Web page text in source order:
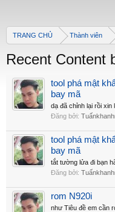
TRANG CHỦ Thành viên
Recent Content
tool phá mật
bay mã
dạ đã chỉnh lại rồi xin
Đăng bởi:
tool phá mật
bay mã
tắt tường lửa đi bạn
Đăng bởi:
rom N920i
như Tiêu đề em cần